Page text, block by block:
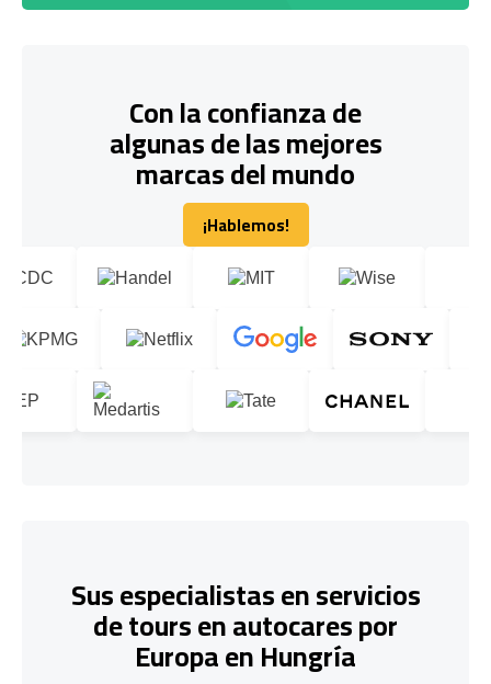
Con la confianza de
algunas de las mejores
marcas del mundo
¡Hablemos!
¡Hablemos!
Sus especialistas en servicios
de tours en autocares por
Europa en Hungría